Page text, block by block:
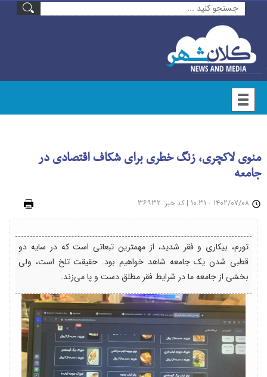
منوی لاکچری، زنگ خطری برای شکاف اقتصادی در
جامعه
| کد خبر: ۳۶۹۳۲
تورم، بیکاری و فقر شدید، از مهمترین تبعاتی است که در سایه دو
قطبی شدن یک جامعه شاهد خواهیم بود. حقیقت تلخ است، ولی
بخشی از جامعه ما در شرایط فقر مطلق دست و پا می‌زند.